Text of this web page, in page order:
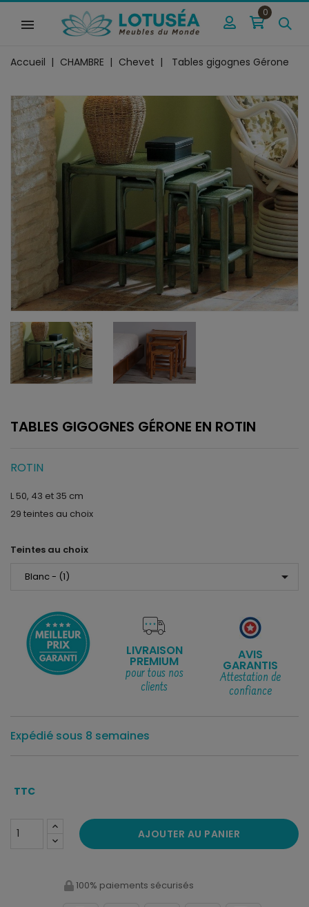
0
Accueil CHAMBRE Chevet Tables gigognes Gérone
TABLES GIGOGNES GÉRONE EN ROTIN
ROTIN
L 50, 43 et 35 cm
29 teintes au choix
Teintes au choix
arrow_drop_down
LIVRAISON
PREMIUM
pour tous nos
clients
AVIS
GARANTIS
Attestation de
confiance
Expédié sous 8 semaines
TTC
AJOUTER AU PANIER
100% paiements sécurisés